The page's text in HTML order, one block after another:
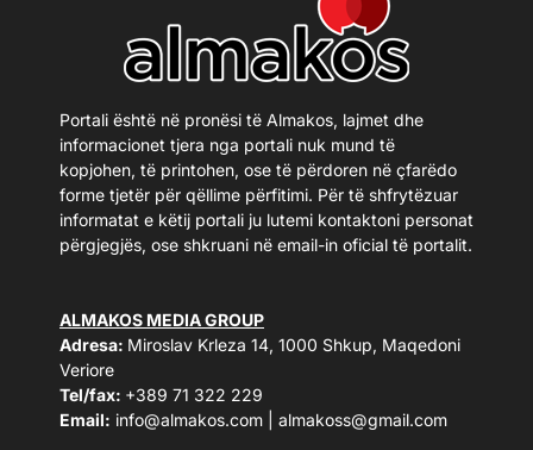
Portali është në pronësi të Almakos, lajmet dhe
informacionet tjera nga portali nuk mund të
kopjohen, të printohen, ose të përdoren në çfarëdo
forme tjetër për qëllime përfitimi. Për të shfrytëzuar
informatat e këtij portali ju lutemi kontaktoni personat
përgjegjës, ose shkruani në email-in oficial të portalit.
ALMAKOS MEDIA GROUP
Adresa: Miroslav Krleza 14, 1000 Shkup, Maqedoni
Veriore
Tel/fax: +389 71 322 229
Email: info@almakos.com almakoss@gmail.com